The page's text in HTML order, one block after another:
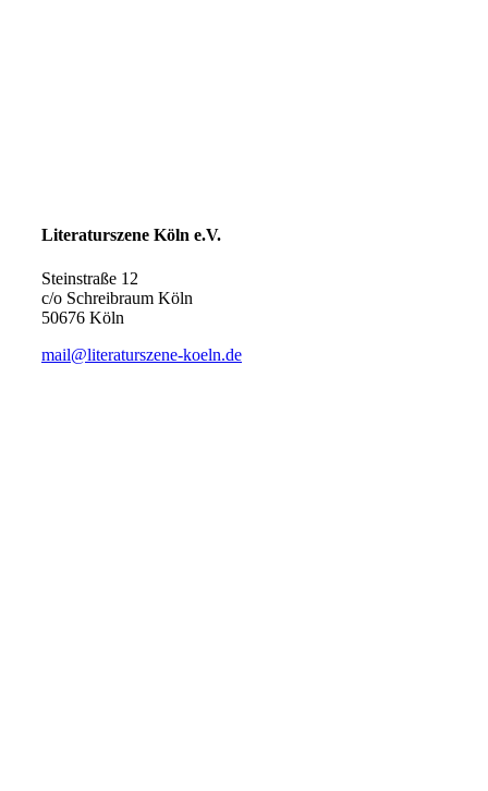
Literaturszene Köln e.V.
Steinstraße 12
c/o Schreibraum Köln
50676 Köln
mail@literaturszene-koeln.de